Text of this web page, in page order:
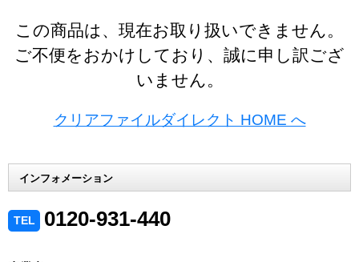
この商品は、現在お取り扱いできません。
ご不便をおかけしており、誠に申し訳ござ
いません。
クリアファイルダイレクト HOME へ
インフォメーション
TEL 0120-931-440